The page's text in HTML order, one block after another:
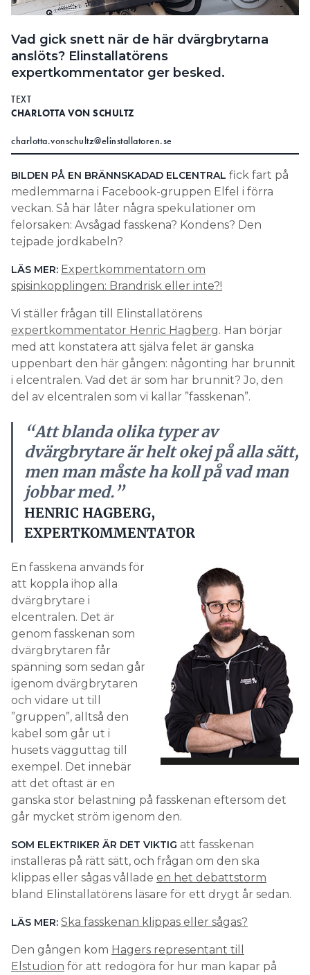
Vad gick snett när de här dvärgbrytarna
anslöts? Elinstallatörens
expertkommentator ger besked.
TEXT
CHARLOTTA VON SCHULTZ
charlotta.vonschultz@elinstallatoren.se
BILDEN PÅ EN BRÄNNSKADAD ELCENTRAL fick fart på
medlemmarna i Facebook-gruppen Elfel i förra
veckan. Så här låter några spekulationer om
felorsaken: Avsågad fasskena? Kondens? Den
tejpade jordkabeln?
LÄS MER: Expertkommentatorn om
spisinkopplingen: Brandrisk eller inte?!
Vi ställer frågan till Elinstallatörens
expertkommentator Henric Hagberg. Han börjar
med att konstatera att själva felet är ganska
uppenbart den här gången: någonting har brunnit
i elcentralen. Vad det är som har brunnit? Jo, den
del av elcentralen som vi kallar ”fasskenan”.
“Att blanda olika typer av
dvärgbrytare är helt okej på alla sätt,
men man måste ha koll på vad man
jobbar med.”
HENRIC HAGBERG,
EXPERTKOMMENTATOR
En fasskena används för
att koppla ihop alla
dvärgbrytare i
elcentralen. Det är
genom fasskenan som
dvärgbrytaren får
spänning som sedan går
igenom dvärgbrytaren
och vidare ut till
”gruppen”, alltså den
kabel som går ut i
husets vägguttag till
exempel. Det innebär
att det oftast är en
ganska stor belastning på fasskenan eftersom det
går mycket ström igenom den.
SOM ELEKTRIKER ÄR DET VIKTIG att fasskenan
installeras på rätt sätt, och frågan om den ska
klippas eller sågas vållade en het debattstorm
bland Elinstallatörens läsare för ett drygt år sedan.
LÄS MER: Ska fasskenan klippas eller sågas?
Den gången kom Hagers representant till
Elstudion för att redogöra för hur man kapar på